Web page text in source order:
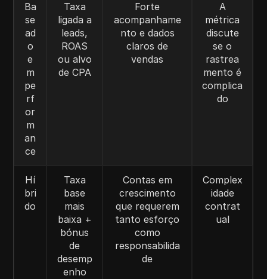
Ba
se
ad
o
e
m
pe
rf
or
m
an
ce
Taxa
ligada a
leads,
ROAS
ou alvo
de CPA
Forte
acompanhame
nto e dados
claros de
vendas
A
métrica
discute
se o
rastrea
mento é
complica
do
Hí
bri
do
Taxa
base
mais
baixa +
bónus
de
desemp
enho
Contas em
crescimento
que requerem
tanto esforço
como
responsabilida
de
Complex
idade
contrat
ual